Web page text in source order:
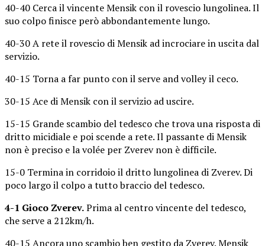
40-40 Cerca il vincente Mensik con il rovescio lungolinea. Il
suo colpo finisce però abbondantemente lungo.
40-30 A rete il rovescio di Mensik ad incrociare in uscita dal
servizio.
40-15 Torna a far punto con il serve and volley il ceco.
30-15 Ace di Mensik con il servizio ad uscire.
15-15 Grande scambio del tedesco che trova una risposta di
dritto micidiale e poi scende a rete. Il passante di Mensik
non è preciso e la volée per Zverev non è difficile.
15-0 Termina in corridoio il dritto lungolinea di Zverev. Di
poco largo il colpo a tutto braccio del tedesco.
4-1 Gioco Zverev.Prima al centro vincente del tedesco,
che serve a 212km/h.
40-15 Ancora uno scambio ben gestito da Zverev. Mensik